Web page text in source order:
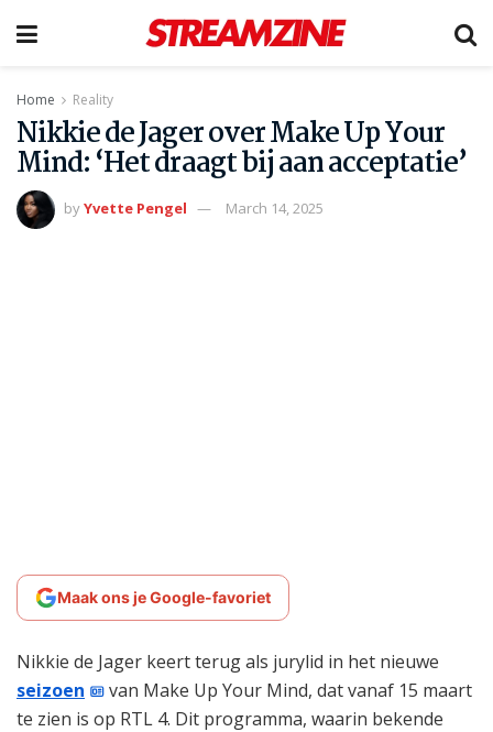
Home Reality
Nikkie de Jager over Make Up Your
Mind: ‘Het draagt bij aan acceptatie’
byYvette Pengel March 14, 2025
Maak ons je Google-favoriet
Nikkie de Jager keert terug als jurylid in het nieuwe
seizoen
van Make Up Your Mind, dat vanaf 15 maart
te zien is op RTL 4. Dit programma, waarin bekende